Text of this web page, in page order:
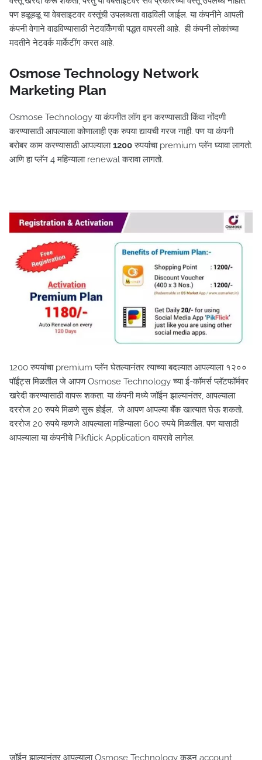
पण हळूहळू या वेबसाइटवर वस्तूंची उपलब्धता वाढविली जाईल. या कंपनीने आपली
कंपनी वेगाने वाढविण्यासाठी नेटवर्किंगची पद्धत वापरली आहे. ही कंपनी लोकांच्या
मदतीने नेटवर्क मार्केटींग करत आहे.
Osmose Technology Network
Marketing Plan
Osmose Technology या कंपनीत लॉग इन करण्यासाठी किंवा नोंदणी
करण्यासाठी आपल्याला कोणालाही एक रुपया द्यायची गरज नाही. पण या कंपनी
बरोबर काम करण्यासाठी आपल्याला1200रुपयांचा premium प्लॅन घ्यावा लागतो.
आणि हा प्लॅन 4 महिन्याला renewal करावा लागतो.
1200 रुपयांचा premium प्लॅन घेतल्यानंतर त्याच्या बदल्यात आपल्याला १२००
पॉईंट्स मिळतील जे आपण Osmose Technology च्या ई-कॉमर्स प्लॅटफॉर्मवर
खरेदी करण्यासाठी वापरू शकता. या कंपनी मध्ये जॉईन झाल्यानंतर, आपल्याला
दररोज 20 रुपये मिळणे सुरू होईल. जे आपण आपल्या बँक खात्यात घेऊ शकतो.
दररोज 20 रुपये म्हणजे आपल्याला महिन्याला 600 रुपये मिळतील. पण यासाठी
आपल्याला या कंपनीचे Pikflick Application वापरावे लागेल.
जॉईन झाल्यानंतर आपल्याला Osmose Technology कडून account,